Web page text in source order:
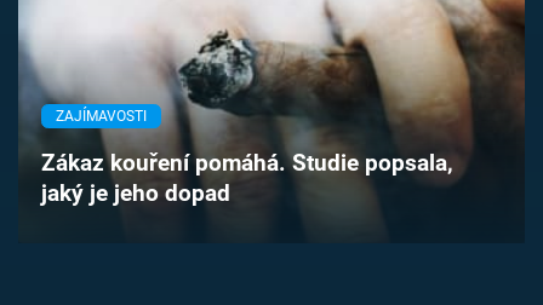
Časopis
Sledujte prima+
Přihlášení
ZAJÍMAVOSTI
Zákaz kouření pomáhá. Studie popsala,
jaký je jeho dopad